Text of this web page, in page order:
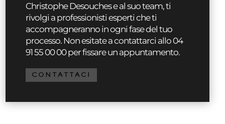
Christophe Desouches e al suo team, ti
rivolgi a professionisti esperti che ti
accompagneranno in ogni fase del tuo
processo. Non esitate a contattarci allo 04
91 55 00 00 per fissare un appuntamento.
CONTATTACI